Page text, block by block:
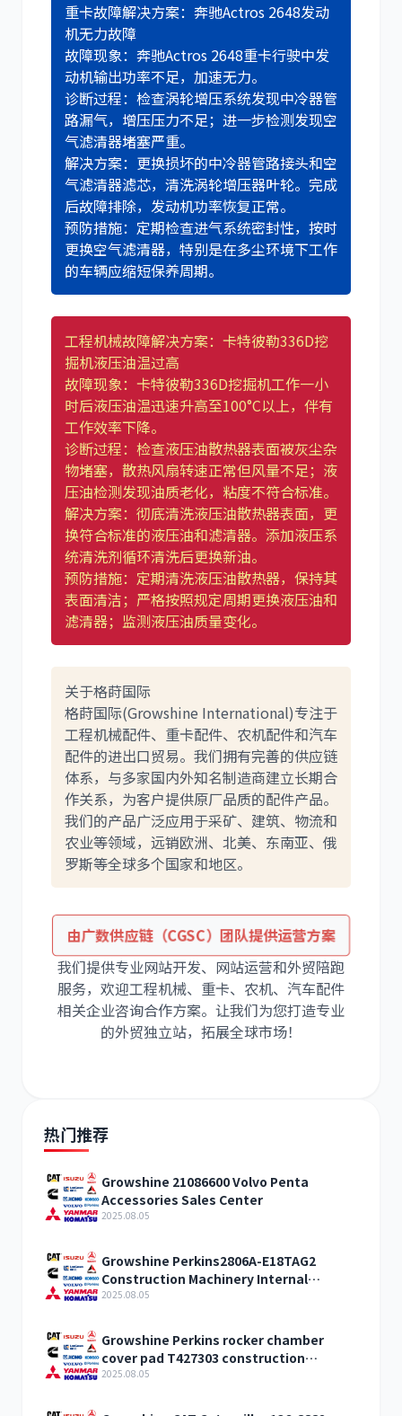
重卡故障解决方案：奔驰Actros 2648发动
机无力故障
故障现象：奔驰Actros 2648重卡行驶中发
动机输出功率不足，加速无力。
诊断过程：检查涡轮增压系统发现中冷器管
路漏气，增压压力不足；进一步检测发现空
气滤清器堵塞严重。
解决方案：更换损坏的中冷器管路接头和空
气滤清器滤芯，清洗涡轮增压器叶轮。完成
后故障排除，发动机功率恢复正常。
预防措施：定期检查进气系统密封性，按时
更换空气滤清器，特别是在多尘环境下工作
的车辆应缩短保养周期。
工程机械故障解决方案：卡特彼勒336D挖
掘机液压油温过高
故障现象：卡特彼勒336D挖掘机工作一小
时后液压油温迅速升高至100°C以上，伴有
工作效率下降。
诊断过程：检查液压油散热器表面被灰尘杂
物堵塞，散热风扇转速正常但风量不足；液
压油检测发现油质老化，粘度不符合标准。
解决方案：彻底清洗液压油散热器表面，更
换符合标准的液压油和滤清器。添加液压系
统清洗剂循环清洗后更换新油。
预防措施：定期清洗液压油散热器，保持其
表面清洁；严格按照规定周期更换液压油和
滤清器；监测液压油质量变化。
关于格莳国际
格莳国际(Growshine International)专注于
工程机械配件、重卡配件、农机配件和汽车
配件的进出口贸易。我们拥有完善的供应链
体系，与多家国内外知名制造商建立长期合
作关系，为客户提供原厂品质的配件产品。
我们的产品广泛应用于采矿、建筑、物流和
农业等领域，远销欧洲、北美、东南亚、俄
罗斯等全球多个国家和地区。
由广数供应链（CGSC）团队提供运营方案
我们提供专业网站开发、网站运营和外贸陪跑
服务，欢迎工程机械、重卡、农机、汽车配件
相关企业咨询合作方案。让我们为您打造专业
的外贸独立站，拓展全球市场！
热门推荐
Growshine 21086600 Volvo Penta
Accessories Sales Center
2025.08.05
Growshine Perkins2806A-E18TAG2
Construction Machinery Internal
Combustion Engine Accessories
2025.08.05
Growshine Perkins rocker chamber
cover pad T427303 construction
machinery internal combustion engine
2025.08.05